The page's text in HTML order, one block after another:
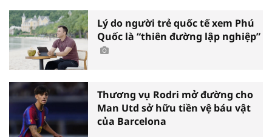
Lý do người trẻ quốc tế xem Phú
Quốc là “thiên đường lập nghiệp”
Thương vụ Rodri mở đường cho
Man Utd sở hữu tiền vệ báu vật
của Barcelona